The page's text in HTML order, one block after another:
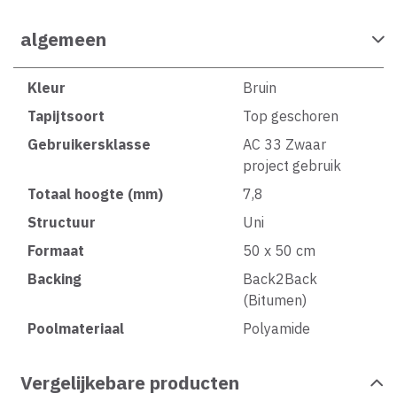
algemeen
Kleur
Bruin
Tapijtsoort
Top geschoren
Gebruikersklasse
AC 33 Zwaar
project gebruik
Totaal hoogte (mm)
7,8
Structuur
Uni
Formaat
50 x 50 cm
Backing
Back2Back
(Bitumen)
Poolmateriaal
Polyamide
Vergelijkebare producten